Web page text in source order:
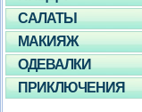
САЛАТЫ
МАКИЯЖ
ОДЕВАЛКИ
ПРИКЛЮЧЕНИЯ